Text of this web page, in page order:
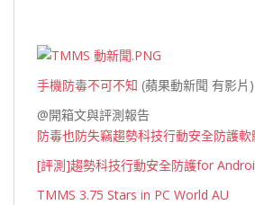
手機防毒不可不知 (蘋果動新聞 有影片)
@開箱文與評測報告
防毒也防失竊趨勢科技行動安全防護軟
[評測]趨勢科技行動安全防護for
TMMS 3.75 Stars in PC World AU